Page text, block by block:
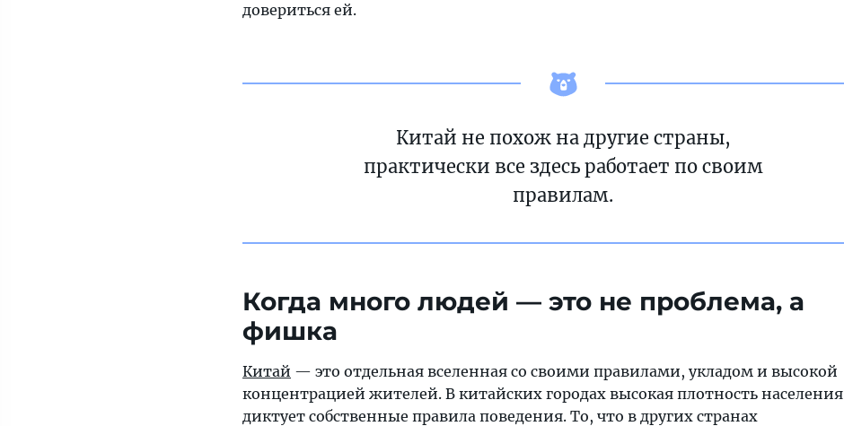
то,
на
довериться ей.
Китай не похож на другие страны,
практически все здесь работает по своим
правилам.
Когда много людей — это не проблема, а
фишка
Китай — это отдельная вселенная со своими правилами, укладом и высокой
концентрацией жителей. В китайских городах высокая плотность населения
диктует собственные правила поведения. То, что в других странах